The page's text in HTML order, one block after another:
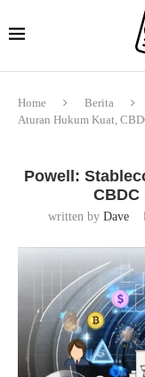
Home Berita
Aturan Hukum Kuat,
Powell:
written by Dave